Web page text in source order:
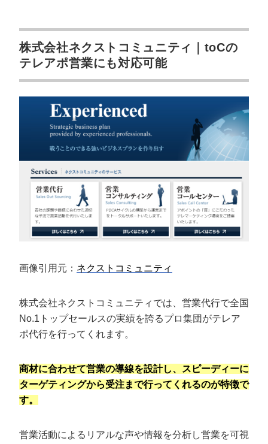
株式会社ネクストコミュニティ｜toCの
テレアポ営業にも対応可能
画像引用元： ネクストコミュニティ
株式会社ネクストコミュニティでは、営業代行で全国
No.1トップセールスの実績を誇るプロ集団がテレア
ポ代行を行ってくれます。
商材に合わせて営業の導線を設計し、スピーディーに
ターゲティングから受注まで行ってくれるのが特徴で
す。
営業活動によるリアルな声や情報を分析し営業を可視